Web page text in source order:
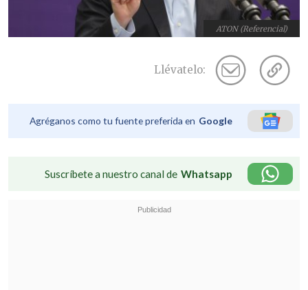
ATON (Referencial)
Llévatelo:
Agréganos como tu fuente preferida en Google
Suscríbete a nuestro canal de Whatsapp